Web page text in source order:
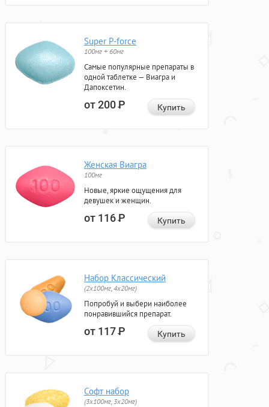
Super P-force
100мг + 60мг
Самые популярные препараты в
одной таблетке — Виагра и
Дапоксетин.
от 200Р Купить
Женская Виагра
100мг
Новые, яркие ощущения для
девушек и женщин.
от 116Р Купить
Набор Классический
(2x100мг, 4x20мг)
Попробуй и выбери наиболее
понравившийся препарат.
от 117Р Купить
Софт набор
(3x100мг, 3x20мг)